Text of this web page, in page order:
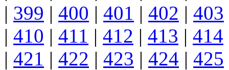
| 399 | 400 | 401 | 402 | 403
| 410 | 411 | 412 | 413 | 414
| 421 | 422 | 423 | 424 | 425